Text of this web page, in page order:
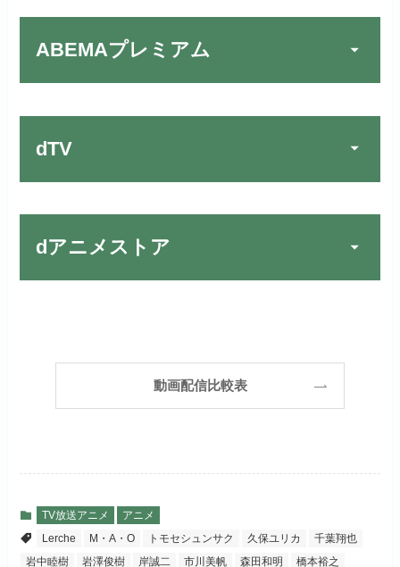
リンク先：https://video.unext.jp/
す！
お試し無料期間
月額料金（税込） 2,189円
見放題作品数
190,000作品以上
公式
リンク先：
宅配レンタルとVODの2パターンが
初回ポイント付与 1,100ポイント
（TV）
宅配レンタル数
FOD PREMIUMでお試
しする
リンク先 :https://fod.fujitv.co.jp/s/premium/
お試し無料期間 2週間
月額料金（税込）
初回ポイント付与 100ポイント
リンク先 :https://www.hulu.jp/
日本テレビ系ドラマや映画・海外
ABEMAプレミアム
試しする
ABEMA独占配信作品がおもしろ
い！
dTV
リンク先 :https://pc.video.dmkt-sp.jp/
dアニメストア
dアニメストアでお試し
動画配信比較表
TV放送アニメ
アニメ
Lerche
M・A・O トモセシュンサク 久保ユリカ
千葉翔也
岩中睦樹
岩澤俊樹 岸誠二 市川美帆 森田和明 橋本裕之